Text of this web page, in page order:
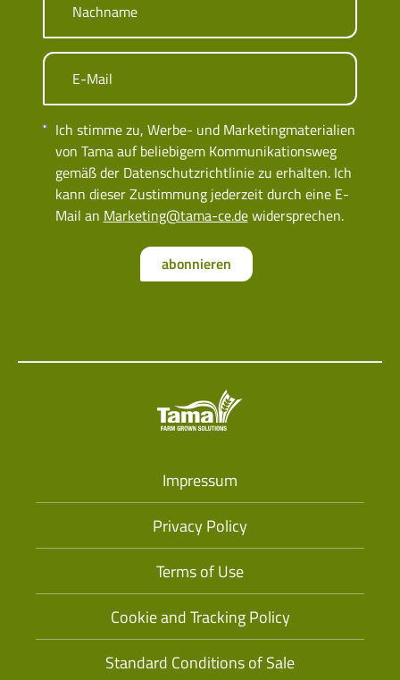
Nachname
E-Mail
Ich stimme zu, Werbe- und Marketingmaterialien
von Tama auf beliebigem Kommunikationsweg
gemäß der Datenschutzrichtlinie zu erhalten. Ich
kann dieser Zustimmung jederzeit durch eine E-
Mail an Marketing@tama-ce.dewidersprechen.
abonnieren
Impressum
Privacy Policy
Terms of Use
Cookie and Tracking Policy
Standard Conditions of Sale